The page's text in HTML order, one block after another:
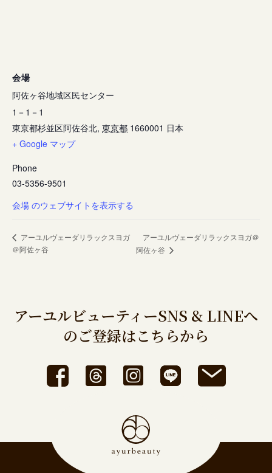
会場
阿佐ヶ谷地域区民センター
1－1－1
東京都杉並区阿佐谷北, 東京都 1660001 日本
+ Google マップ
Phone
03-5356-9501
会場 のウェブサイトを表示する
アーユルヴェーダリラックスヨガ
＠阿佐ヶ谷
アーユルヴェーダリラックスヨガ＠
阿佐ヶ谷
アーユルビューティーSNS & LINEへ
のご登録はこちらから